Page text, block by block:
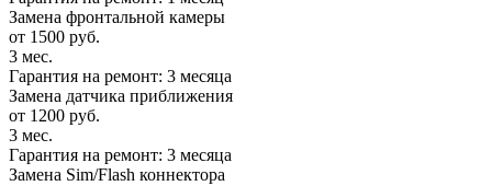
Замена фронтальной камеры
от 1500 руб.
3 мес.
Гарантия на ремонт: 3 месяца
Замена датчика приближения
от 1200 руб.
3 мес.
Гарантия на ремонт: 3 месяца
Замена Sim/Flash коннектора